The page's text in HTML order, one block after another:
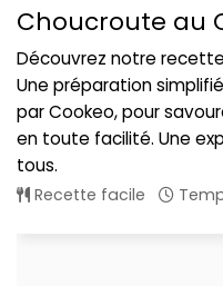
Choucroute au
Découvrez notre
Une préparation
par Cookeo, pour
en toute facilité. Une
tous.
Recette facile